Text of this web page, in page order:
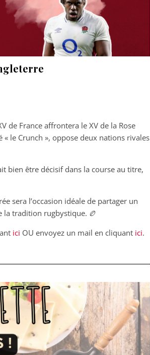
de France affrontera le XV de la Rose
le Crunch », oppose deux nations rivales
bien être décisif dans la course au titre,
sera l’occasion idéale de partager un
la tradition rugbystique. 🏉
ici OU envoyez un mail en cliquant ici.